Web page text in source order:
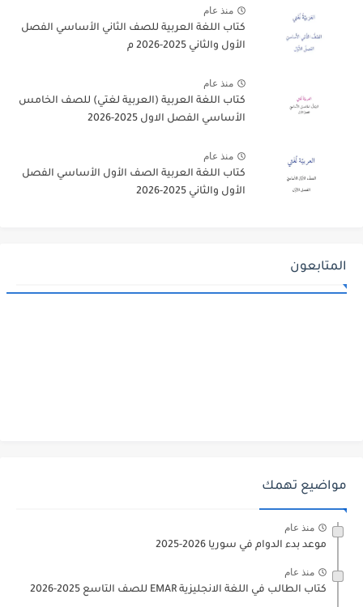
منذ عام
كتاب اللغة العربية للصف الثاني الأساسي الفصل
الأول والثاني 2025-2026 م
منذ عام
كتاب اللغة العربية (العربية لغتي) للصف الخامس
الأساسي الفصل الاول 2025-2026
منذ عام
كتاب اللغة العربية الصف الأول الأساسي الفصل
الأول والثاني 2025-2026
المتابعون
مواضيع تهمك
منذ عام
موعد بدء الدوام في سوريا 2026-2025
منذ عام
كتاب الطالب في اللغة الانجليزية EMAR للصف التاسع 2025-2026